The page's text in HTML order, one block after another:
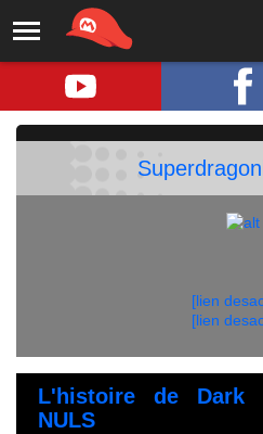
[lien
[lien
L'histoire de Dark
NULS